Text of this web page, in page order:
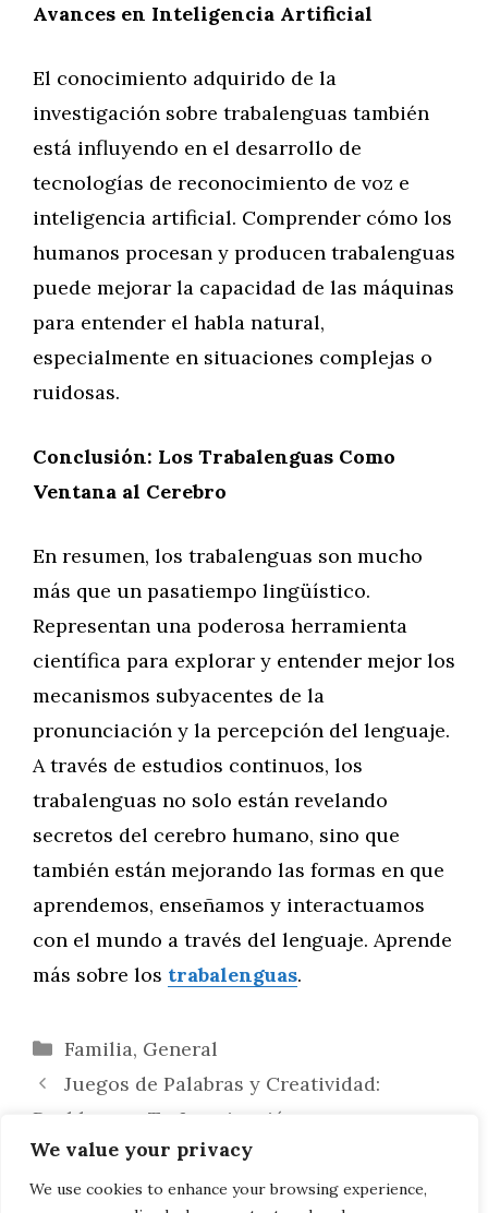
We value your privacy
We use cookies to enhance your browsing experience,
Avances en Inteligencia Artificial
El conocimiento adquirido de la
investigación sobre trabalenguas también
está influyendo en el desarrollo de
tecnologías de reconocimiento de voz e
inteligencia artificial. Comprender cómo los
humanos procesan y producen trabalenguas
puede mejorar la capacidad de las máquinas
para entender el habla natural,
especialmente en situaciones complejas o
ruidosas.
Conclusión: Los Trabalenguas Como
Ventana al Cerebro
En resumen, los trabalenguas son mucho
más que un pasatiempo lingüístico.
Representan una poderosa herramienta
científica para explorar y entender mejor los
mecanismos subyacentes de la
pronunciación y la percepción del lenguaje.
A través de estudios continuos, los
trabalenguas no solo están revelando
secretos del cerebro humano, sino que
también están mejorando las formas en que
aprendemos, enseñamos y interactuamos
con el mundo a través del lenguaje. Aprende
más sobre los trabalenguas.
Categorías
Familia, General
Juegos de Palabras y Creatividad:
Desbloquea Tu Imaginación con
Trabalenguas
Mandalas en Ilustración y Cómics: